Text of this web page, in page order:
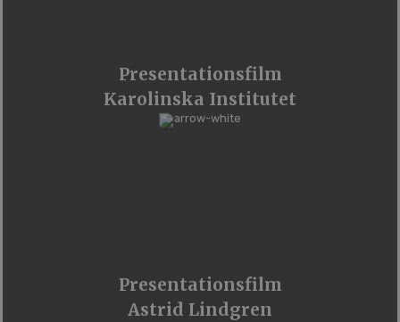
Presentationsfilm
Karolinska Institutet
Presentationsfilm
Astrid Lindgren